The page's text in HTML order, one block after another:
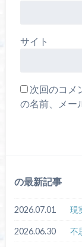
サイト
次回のコメ
の名前、メー
の最新記事
2026.07.01 現
2026.06.30 不